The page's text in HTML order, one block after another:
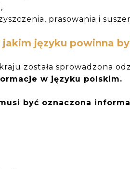
prasowania i
jakim języku powinna
została sprowadzona
w języku polskim.
być oznaczona